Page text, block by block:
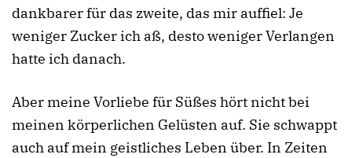
dankbarer für das zweite, das mir auffiel: Je
weniger Zucker ich aß, desto weniger Verlangen
hatte ich danach.
Aber meine Vorliebe für Süßes hört nicht bei
meinen körperlichen Gelüsten auf. Sie schwappt
auch auf mein geistliches Leben über. In Zeiten